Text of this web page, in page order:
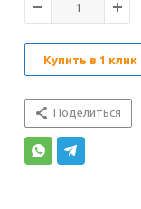
Купить в 1 клик
Поделиться